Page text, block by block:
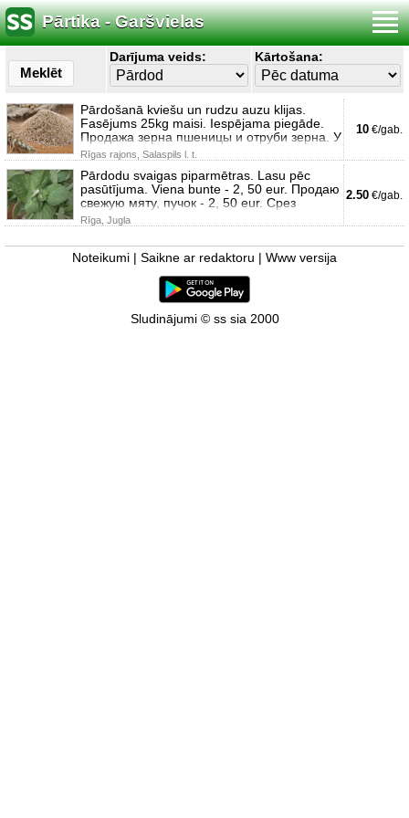
Pārtika - Garšvielas
Meklēt
Darījuma veids: Kārtošana:
Pārdošanā kviešu un rudzu auzu klijas.
Fasējums 25kg maisi. Iespējama piegāde.
Продажа зерна пшеницы и отруби зерна. У
Rīgas rajons, Salaspils l. t.
10 €/gab.
Pārdodu svaigas piparmētras. Lasu pēc
pasūtījuma. Viena bunte - 2, 50 eur. Продаю
свежую мяту, пучок - 2, 50 eur. Срез
Rīga, Jugla
2.50 €/gab.
Noteikumi Saikne ar redaktoru Www versija
Sludinājumi © ss sia 2000